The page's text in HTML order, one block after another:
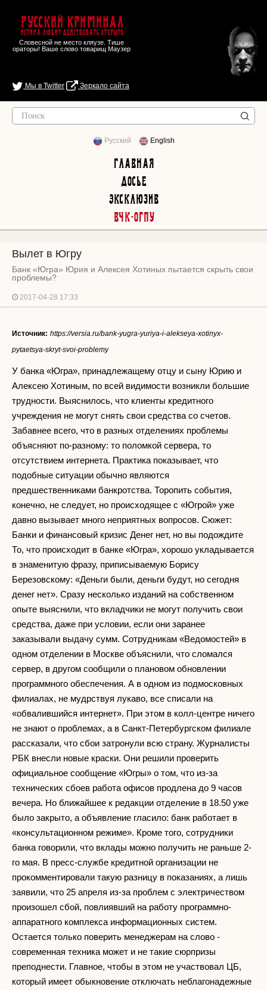
Русский Криминал
Истина любит действовать открыто
Словесной не место кляузе. Тише
ораторы! Ваше слово товарищ Маузер
Мы в Twitter Зеркало сайта
Русский English
Главная
Досье
Эксклюзив
ВЧК-ОГПУ
Вылет в Югру
Банк «Югра» Юрия и Алексея Хотиных пытается скрыть свои
проблемы?
2017-04-28 17:33
Источник: https://versia.ru/bank-yugra-yuriya-i-alekseya-xotinyx-
pytaetsya-skryt-svoi-problemy
У банка «Югра», принадлежащему отцу и сыну Юрию и
Алексею Хотиным, по всей видимости возникли большие
трудности. Выяснилось, что клиенты кредитного
учреждения не могут снять свои средства со счетов.
Забавнее всего, что в разных отделениях проблемы
объясняют по-разному: то поломкой сервера, то
отсутствием интернета. Практика показывает, что
подобные ситуации обычно являются
предшественниками банкротства. Торопить события,
конечно, не следует, но происходящее с «Югрой» уже
давно вызывает много неприятных вопросов. Сюжет:
Банки и финансовый кризис Денег нет, но вы подождите
То, что происходит в банке «Югра», хорошо укладывается
в знаменитую фразу, приписываемую Борису
Березовскому: «Деньги были, деньги будут, но сегодня
денег нет». Сразу несколько изданий на собственном
опыте выяснили, что вкладчики не могут получить свои
средства, даже при условии, если они заранее
заказывали выдачу сумм. Сотрудникам «Ведомостей» в
одном отделении в Москве объяснили, что сломался
сервер, в другом сообщили о плановом обновлении
программного обеспечения. А в одном из подмосковных
филиалах, не мудрствуя лукаво, все списали на
«обвалившийся интернет». При этом в колл-центре ничего
не знают о проблемах, а в Санкт-Петербургском филиале
рассказали, что сбои затронули всю страну. Журналисты
РБК внесли новые краски. Они решили проверить
официальное сообщение «Югры» о том, что из-за
технических сбоев работа офисов продлена до 9 часов
вечера. Но ближайшее к редакции отделение в 18.50 уже
было закрыто, а объявление гласило: банк работает в
«консультационном режиме». Кроме того, сотрудники
банка говорили, что вклады можно получить не раньше 2-
го мая. В пресс-службе кредитной организации не
прокомментировали такую разницу в показаниях, а лишь
заявили, что 25 апреля из-за проблем с электричеством
произошел сбой, повлиявший на работу программно-
аппаратного комплекса информационных систем.
Остается только поверить менеджерам на слово -
современная техника может и не такие сюрпризы
преподнести. Главное, чтобы в этом не участвовал ЦБ,
который имеет обыкновение отключать неблагонадежные